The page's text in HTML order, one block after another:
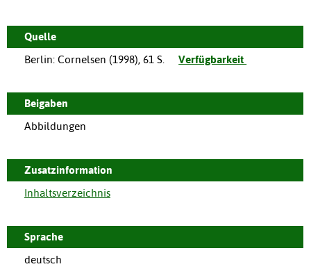
Quelle
Berlin: Cornelsen (1998), 61 S. Verfügbarkeit
Beigaben
Abbildungen
Zusatzinformation
Inhaltsverzeichnis
Sprache
deutsch